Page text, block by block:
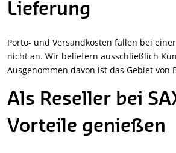
Lieferung
Porto- und Versandkosten fallen bei
nicht an. Wir beliefern ausschließlich
Ausgenommen davon ist das Gebiet von
Als Reseller bei
Vorteile genießen